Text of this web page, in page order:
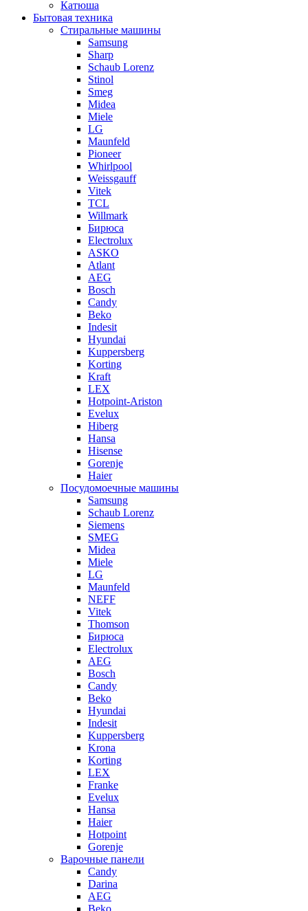
Катюша
Бытовая техника
Стиральные машины
Samsung
Sharp
Schaub Lorenz
Stinol
Smeg
Midea
Miele
LG
Maunfeld
Pioneer
Whirlpool
Weissgauff
Vitek
TCL
Willmark
Бирюса
Electrolux
ASKO
Atlant
AEG
Bosch
Candy
Beko
Indesit
Hyundai
Kuppersberg
Korting
Kraft
LEX
Hotpoint-Ariston
Evelux
Hiberg
Hansa
Hisense
Gorenje
Haier
Посудомоечные машины
Samsung
Schaub Lorenz
Siemens
SMEG
Midea
Miele
LG
Maunfeld
NEFF
Vitek
Thomson
Бирюса
Electrolux
AEG
Bosch
Candy
Beko
Hyundai
Indesit
Kuppersberg
Krona
Korting
LEX
Franke
Evelux
Hansa
Haier
Hotpoint
Gorenje
Варочные панели
Candy
Darina
AEG